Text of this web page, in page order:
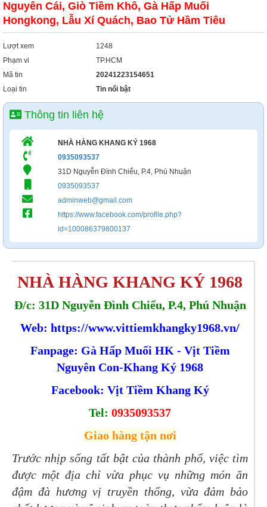
Nguyên Cái, Giò Tiềm Khô, Gà Hấp Muối
Hongkong, Lẫu Xí Quách, Bao Tử Hầm Tiêu
Lượt xem
1248
Phạm vi
TP.HCM
Mã tin
20241223154651
Loại tin
Tin nổi bật
Thông tin liên hệ
NHÀ HÀNG KHANG KÝ 1968
0935093537
31D Nguyễn Đình Chiểu, P.4, Phú Nhuận
0935093537
adminweb@gmail.com
https://www.facebook.com/profile.php?
id=100086379800137
NHÀ HÀNG KHANG KÝ 1968
Đ/c: 31D Nguyễn Đình Chiểu, P.4, Phú Nhuận
Web: https://www.vittiemkhangky1968.vn/
Fanpage: Gà Hấp Muối HK - Vịt Tiềm
Nguyên Con-Khang Ký 1968
Facebook: Vịt Tiềm Khang Ký
Tel: 0935093537
Giao hàng tận nơi
Trước nhịp sống tất bật của thành phố, việc tìm
được một địa chỉ vừa phục vụ những món ăn
đậm đà hương vị truyền thống, vừa đảm bảo